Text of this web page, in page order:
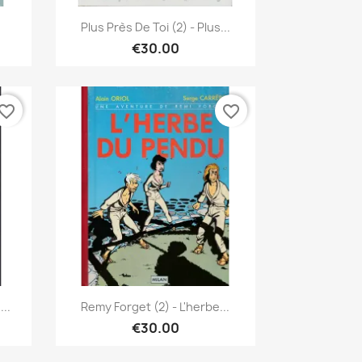
Quick view
Plus Près De Toi (2) - Plus...
€30.00
Quick view
Remy Forget (2) - L'herbe...
€30.00
favorite_border